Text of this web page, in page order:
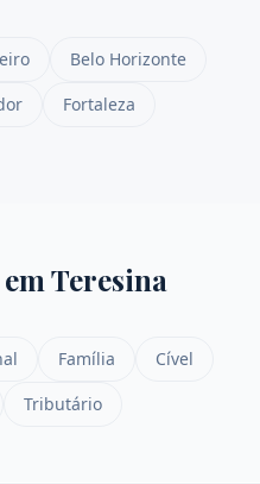
Belo Horizonte
Fortaleza
Teresina
Família
Cível
Tributário